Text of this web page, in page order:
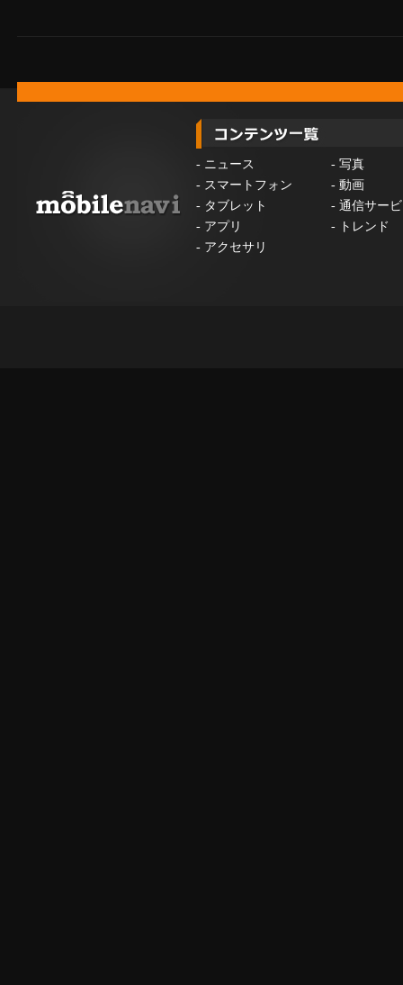
- ニュース - 写真
- スマートフォン - 動画
- タブレット - 通信サー
- アプリ -
トレンド
- アクセサリ